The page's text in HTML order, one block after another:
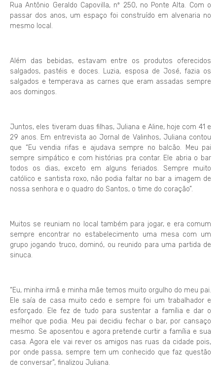
Rua Antônio Geraldo Capovilla, nº 250, no Ponte Alta. Com o
passar dos anos, um espaço foi construído em alvenaria no
mesmo local.
Além das bebidas, estavam entre os produtos oferecidos
salgados, pastéis e doces. Luzia, esposa de José, fazia os
salgados e temperava as carnes que eram assadas sempre
aos domingos.
Juntos, eles tiveram duas filhas, Juliana e Aline, hoje com 41 e
29 anos. Em entrevista ao Jornal de Valinhos, Juliana contou
que “Eu vendia rifas e ajudava sempre no balcão. Meu pai
sempre simpático e com histórias pra contar. Ele abria o bar
todos os dias, exceto em alguns feriados. Sempre muito
católico e santista roxo, não podia faltar no bar a imagem de
nossa senhora e o quadro do Santos, o time do coração”.
Muitos se reuniam no local também para jogar, e era comum
sempre encontrar no estabelecimento uma mesa com um
grupo jogando truco, dominó, ou reunido para uma partida de
sinuca.
“Eu, minha irmã e minha mãe temos muito orgulho do meu pai.
Ele saía de casa muito cedo e sempre foi um trabalhador e
esforçado. Ele fez de tudo para sustentar a família e dar o
melhor que podia. Meu pai decidiu fechar o bar, por cansaço
mesmo. Se aposentou e agora pretende curtir a família e sua
casa. Agora ele vai rever os amigos nas ruas da cidade pois,
por onde passa, sempre tem um conhecido que faz questão
de conversar”, finalizou Juliana.